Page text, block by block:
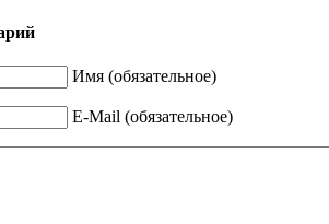
Имя (обязательное)
E-Mail (обязательное)